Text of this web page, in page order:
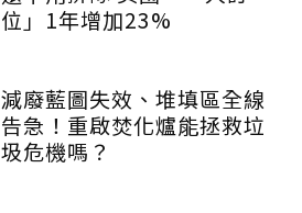
位」1年增加23%
減廢藍圖失效、堆填區全線
告急！重啟焚化爐能拯救垃
圾危機嗎？